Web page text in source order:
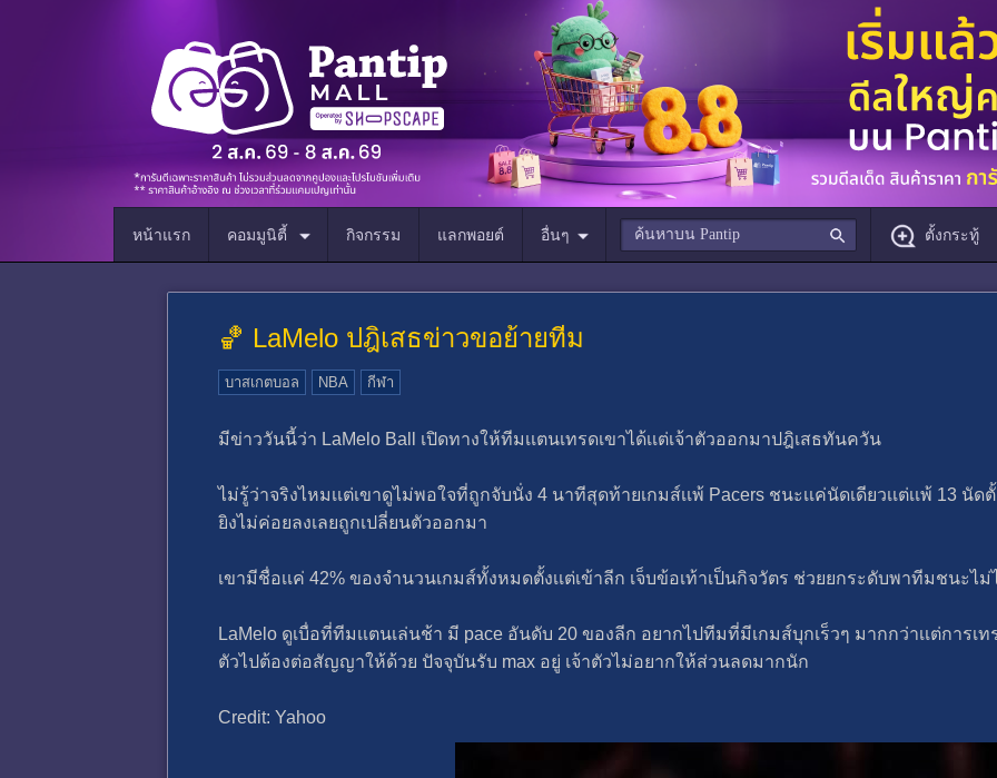
หน้าแรก คอมมูนิตี้ กิจกรรม แลกพอยต์ อื่นๆ ตั้งกระทู้
🏀 LaMelo ปฎิเสธข่าวขอย้ายทีม
บาสเกตบอล NBA กีฬา
มีข่าววันนี้ว่า LaMelo Ball เปิดทางให้ทีมเเตนเทรดเขาได้เเต่เจ้าตัวออกมาปฎิเสธทันควัน
ไม่รู้ว่าจริงไหมเเต่เขาดูไม่พอใจที่ถูกจับนั่ง 4 นาทีสุดท้ายเกมส์เเพ้ Pacers ชนะเเค่นัดเดียวเเต่เเพ้ 13 นัด
ยิงไม่ค่อยลงเลยถูกเปลี่ยนตัวออกมา
เขามีชื่อเเค่ 42% ของจํานวนเกมส์ทั้งหมดตั้งเเต่เข้าลีก เจ็บข้อเท้าเป็นกิจวัตร ช่วยยกระดับพาทีมชนะไม่
LaMelo ดูเบื่อที่ทีมเเตนเล่นช้า มี pace อันดับ 20 ของลีก อยากไปทีมที่มีเกมส์บุกเร็วๆ มากกว่าเเต่การเท
ตัวไปต้องต่อสัญญาให้ด้วย ปัจจุบันรับ max อยู่ เจ้าตัวไม่อยากให้ส่วนลดมากนัก
Credit: Yahoo